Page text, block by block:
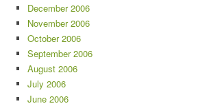
December 2006
November 2006
October 2006
September 2006
August 2006
July 2006
June 2006